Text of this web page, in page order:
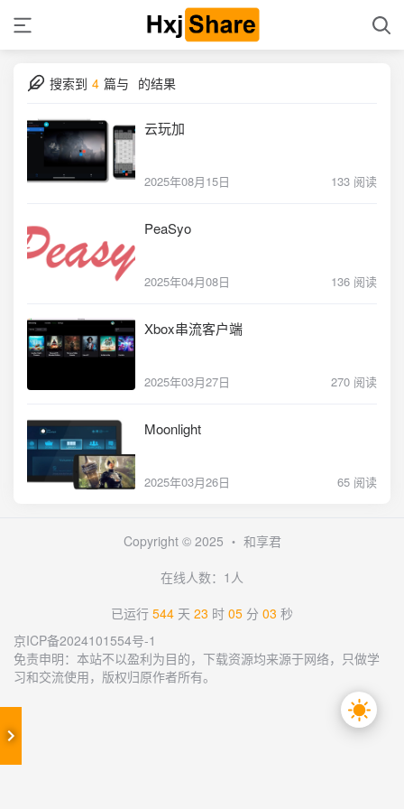
搜索到 4 篇与 的结果
云玩加
2025年08月15日 133 阅读
PeaSyo
2025年04月08日 136 阅读
Xbox串流客户端
2025年03月27日 270 阅读
Moonlight
2025年03月26日 65 阅读
Copyright © 2025 ・ 和享君
在线人数：1人
已运行 544 天 23 时 05 分 03 秒
京ICP备2024101554号-1
免责申明：本站不以盈利为目的，下载资源均来源于网络，只做学
习和交流使用，版权归原作者所有。